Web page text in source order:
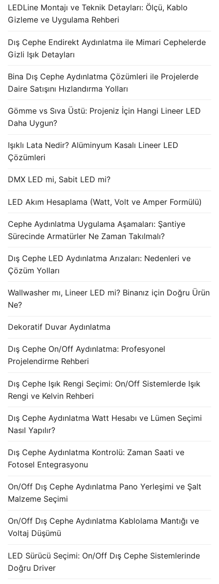
LED Profilleri
Işık Kontrol Sistemleri
İç Mekan LED Driver
DMX BİLGİ
DMX Nedir? Ürün Çeşitleri Nelerdir?
Cephe Animasyon LEDLine Serisi
Cephe Animasyon WallWasher Serisi
KATALOG
HAKKIMIZDA
SSS
English
Arabic
LEDLine Montajı ve Teknik Detayları: Ölçü, Kablo
Gizleme ve Uygulama Rehberi
Dış Cephe Endirekt Aydınlatma ile Mimari Cephelerde
Gizli Işık Detayları
Bina Dış Cephe Aydınlatma Çözümleri ile Projelerde
Daire Satışını Hızlandırma Yolları
Gömme vs Sıva Üstü: Projeniz İçin Hangi Lineer LED
Daha Uygun?
Işıklı Lata Nedir? Alüminyum Kasalı Lineer LED
Çözümleri
DMX LED mi, Sabit LED mi?
LED Akım Hesaplama (Watt, Volt ve Amper Formülü)
Cephe Aydınlatma Uygulama Aşamaları: Şantiye
Sürecinde Armatürler Ne Zaman Takılmalı?
Dış Cephe LED Aydınlatma Arızaları: Nedenleri ve
Çözüm Yolları
Wallwasher mı, Lineer LED mi? Binanız için Doğru Ürün
Ne?
Dekoratif Duvar Aydınlatma
Dış Cephe On/Off Aydınlatma: Profesyonel
Projelendirme Rehberi
Dış Cephe Işık Rengi Seçimi: On/Off Sistemlerde Işık
Rengi ve Kelvin Rehberi
Dış Cephe Aydınlatma Watt Hesabı ve Lümen Seçimi
Nasıl Yapılır?
Dış Cephe Aydınlatma Kontrolü: Zaman Saati ve
Fotosel Entegrasyonu
On/Off Dış Cephe Aydınlatma Pano Yerleşimi ve Şalt
Malzeme Seçimi
On/Off Dış Cephe Aydınlatma Kablolama Mantığı ve
Voltaj Düşümü
LED Sürücü Seçimi: On/Off Dış Cephe Sistemlerinde
Doğru Driver